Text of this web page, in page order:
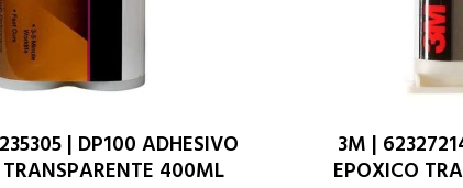
| DP100 ADHESIVO
400ML
3M |
EPOXICO